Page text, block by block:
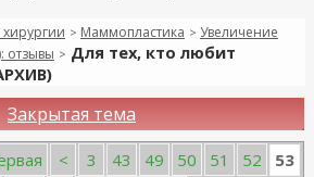
> Маммопластика > Увеличение
отзывы > Для тех, кто любит
Закрытая тема
< 3 43 49 50 51 52
53